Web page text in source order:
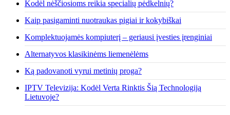
Kodėl nėščiosioms reikia specialių pėdkelnių?
Kaip pasigaminti nuotraukas pigiai ir kokybiškai
Komplektuojamės kompiuterį – geriausi įvesties įrenginiai
Alternatyvos klasikinėms liemenėlėms
Ką padovanoti vyrui metinių proga?
IPTV Televizija: Kodėl Verta Rinktis Šią Technologiją
Lietuvoje?